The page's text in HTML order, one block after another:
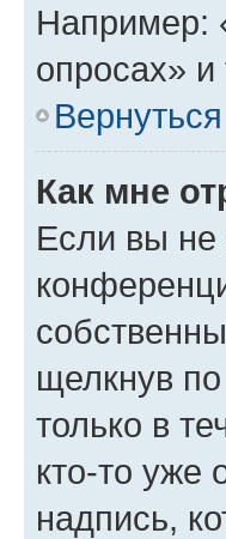
Например:
опросах» и
Как мне
Если вы не
щелкнув по
только в
кто-то уже
надпись,